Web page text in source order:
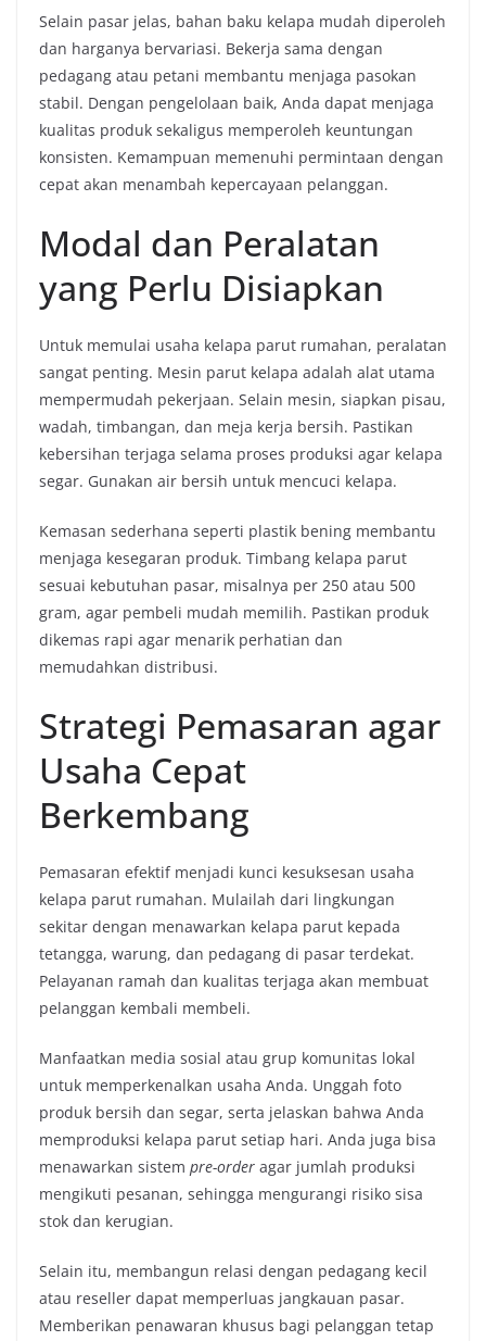
Selain pasar jelas, bahan baku kelapa mudah diperoleh
dan harganya bervariasi. Bekerja sama dengan
pedagang atau petani membantu menjaga pasokan
stabil. Dengan pengelolaan baik, Anda dapat menjaga
kualitas produk sekaligus memperoleh keuntungan
konsisten. Kemampuan memenuhi permintaan dengan
cepat akan menambah kepercayaan pelanggan.
Modal dan Peralatan
yang Perlu Disiapkan
Untuk memulai usaha kelapa parut rumahan, peralatan
sangat penting. Mesin parut kelapa adalah alat utama
mempermudah pekerjaan. Selain mesin, siapkan pisau,
wadah, timbangan, dan meja kerja bersih. Pastikan
kebersihan terjaga selama proses produksi agar kelapa
segar. Gunakan air bersih untuk mencuci kelapa.
Kemasan sederhana seperti plastik bening membantu
menjaga kesegaran produk. Timbang kelapa parut
sesuai kebutuhan pasar, misalnya per 250 atau 500
gram, agar pembeli mudah memilih. Pastikan produk
dikemas rapi agar menarik perhatian dan
memudahkan distribusi.
Strategi Pemasaran agar
Usaha Cepat
Berkembang
Pemasaran efektif menjadi kunci kesuksesan usaha
kelapa parut rumahan. Mulailah dari lingkungan
sekitar dengan menawarkan kelapa parut kepada
tetangga, warung, dan pedagang di pasar terdekat.
Pelayanan ramah dan kualitas terjaga akan membuat
pelanggan kembali membeli.
Manfaatkan media sosial atau grup komunitas lokal
untuk memperkenalkan usaha Anda. Unggah foto
produk bersih dan segar, serta jelaskan bahwa Anda
memproduksi kelapa parut setiap hari. Anda juga bisa
menawarkan sistem pre-order agar jumlah produksi
mengikuti pesanan, sehingga mengurangi risiko sisa
stok dan kerugian.
Selain itu, membangun relasi dengan pedagang kecil
atau reseller dapat memperluas jangkauan pasar.
Memberikan penawaran khusus bagi pelanggan tetap